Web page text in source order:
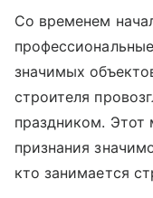
Со временем
значимых
строителя
праздником. Этот
признания
кто занимается